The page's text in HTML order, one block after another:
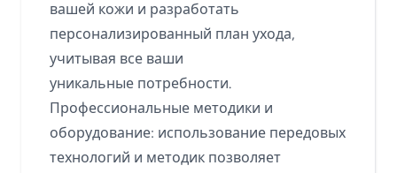
вашей кожи и разработать
персонализированный план ухода,
учитывая все ваши
уникальные потребности.
Профессиональные методики и
оборудование: использование передовых
технологий и методик позволяет